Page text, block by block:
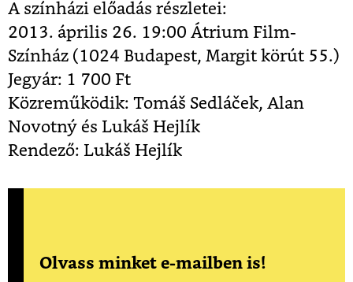
A színházi előadás részletei:
2013. április 26. 19:00 Átrium Film-
Színház (1024 Budapest, Margit körút 55.)
Jegyár: 1 700 Ft
Közreműködik: Tomáš Sedláček, Alan
Novotný és Lukáš Hejlík
Rendező: Lukáš Hejlík
Olvass minket e-mailben is!